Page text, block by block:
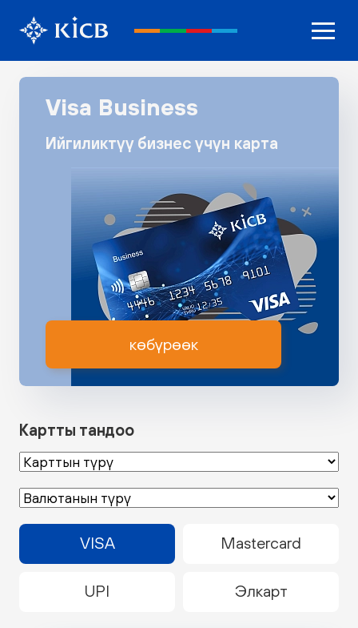
Visa Business
Ийгиликтүү бизнес үчүн карта
көбүрөөк
Картты тандоо
VISA Mastercard
UPI Элкарт